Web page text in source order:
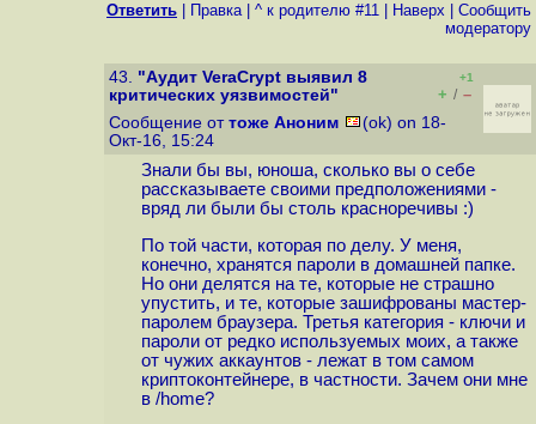
Ответить Правка| ^ к родителю #11 Наверх
Cообщить
модератору
43. "Аудит VeraCrypt выявил 8
критических уязвимостей"
+1
+ / –
Сообщение от тоже Аноним
(ok) on 18-
Окт-16, 15:24
Знали бы вы, юноша, сколько вы о себе
рассказываете своими предположениями -
вряд ли были бы столь красноречивы :)
По той части, которая по делу. У меня,
конечно, хранятся пароли в домашней папке.
Но они делятся на те, которые не страшно
упустить, и те, которые зашифрованы мастер-
паролем браузера. Третья категория - ключи и
пароли от редко используемых моих, а также
от чужих аккаунтов - лежат в том самом
криптоконтейнере, в частности. Зачем они мне
в /home?